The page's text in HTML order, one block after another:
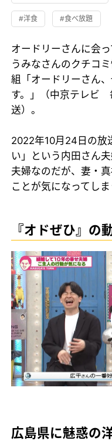
#洋食 #食べ放題
オードリーさんに会
うみなさんのクチコ
組「オードリーさん
す。」（中京テレビ
送）。
2022年10月24日の放
い」という内田さん
夫婦なのだが、妻・
ことが気になってしま
『オドぜひ』の
広島県に魅惑の